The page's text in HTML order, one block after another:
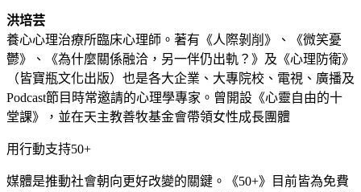
洪培芸
養心心理治療所臨床心理師。著有《人際剝削》、《微笑憂
鬱》、《為什麼關係融洽，另一伴仍出軌？》及《心理防衛》
（皆寶瓶文化出版）也是各大企業、大專院校、電視、廣播及
Podcast節目時常邀請的心理學專家。曾開設《心靈自由的十
堂課》，並在天主教善牧基金會帶領女性成長團體
用行動支持50+
媒體是推動社會朝向更好改變的關鍵。《50+》目前皆為免費